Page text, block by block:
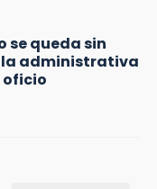
se queda sin
administrativa
oficio